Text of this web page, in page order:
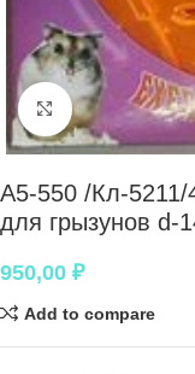
Нажмите,
A5-550 /Кл-
для грызунов d-
950,00 ₽
Add to compare